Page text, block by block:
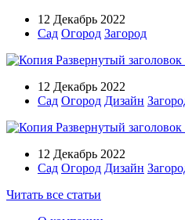
12 Декабрь 2022
Сад Огород Загород
12 Декабрь 2022
Сад Огород Дизайн
12 Декабрь 2022
Сад Огород Дизайн
Читать все статьи